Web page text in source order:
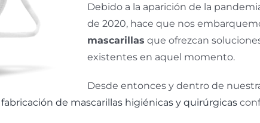
Debido a la aparición de la
de 2020, hace que nos
mascarillas que ofrezcan
existentes en aquel momento.
Desde entonces y dentro de
de mascarillas higiénicas y quirúrgicas